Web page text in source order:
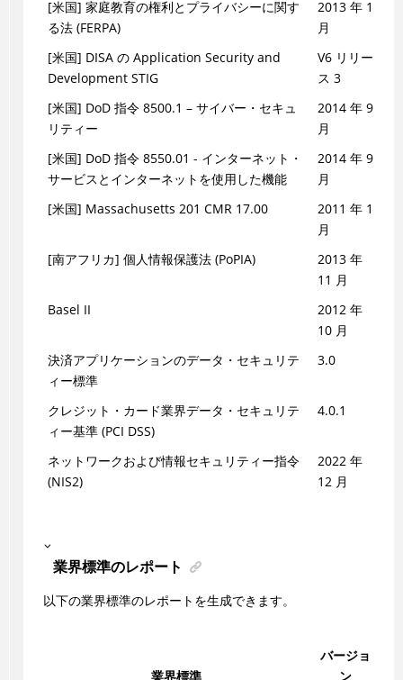
[米国] 家庭教育の権利とプライバシーに関す
る法 (FERPA)
2013 年 1
月
[米国] DISA の Application Security and
Development STIG
V6 リリー
ス 3
[米国] DoD 指令 8500.1 – サイバー・セキュ
リティー
2014 年 9
月
[米国] DoD 指令 8550.01 - インターネット・
サービスとインターネットを使用した機能
2014 年 9
月
[米国] Massachusetts 201 CMR 17.00
2011 年 1
月
[南アフリカ] 個人情報保護法 (PoPIA)
2013 年
11 月
Basel II
2012 年
10 月
決済アプリケーションのデータ・セキュリテ
ィー標準
3.0
クレジット・カード業界データ・セキュリテ
ィー基準 (PCI DSS)
4.0.1
ネットワークおよび情報セキュリティー指令
(NIS2)
2022 年
12 月
業界標準のレポート
以下の業界標準のレポートを生成できます。
業界標準
バージョ
ン